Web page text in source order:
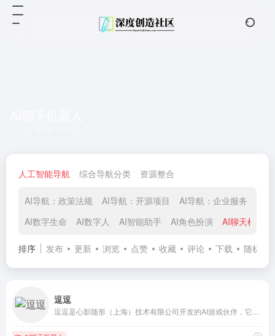
人工智能导航 综合导航分类 资源整合
AI导航：政策法规 AI导航：开源项目 AI导航：企业服务
AI数字生命
AI数字人 AI智能助手 AI角色扮演 AI聊天机器人
排序 发布 更新 浏览 点赞 收藏 评论 下载 随机
逗逗